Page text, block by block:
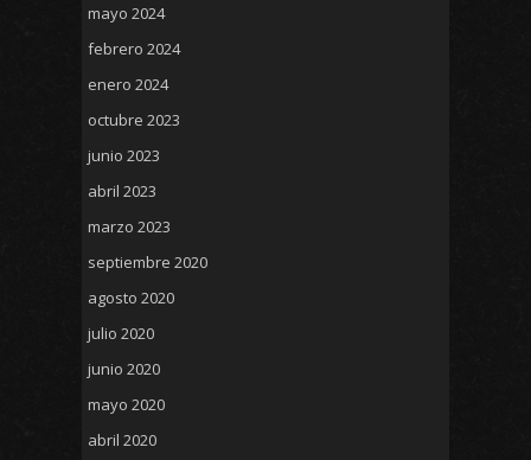
mayo 2024
febrero 2024
enero 2024
octubre 2023
junio 2023
abril 2023
marzo 2023
septiembre 2020
agosto 2020
julio 2020
junio 2020
mayo 2020
abril 2020